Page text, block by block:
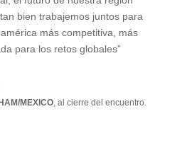
bien trabajemos juntos para
más competitiva, más
para los retos globales”
MEXICO, al cierre del encuentro.